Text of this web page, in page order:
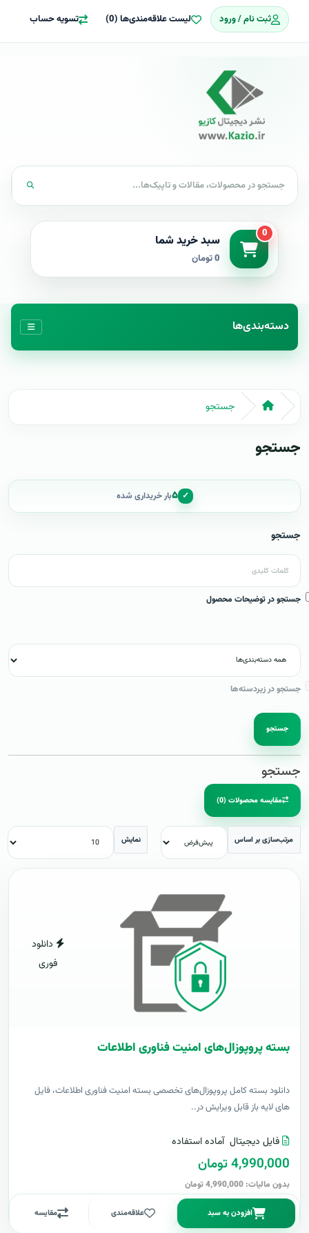
ثبت نام / ورود لیست علاقه‌مندی‌ها (0) تسویه حساب
0 سبد خرید شما
0 تومان
دسته‌بندی‌ها
جستجو
جستجو
✓ ۵بار خریداری شده
جستجو
جستجو در توضیحات محصول
جستجو در زیردسته‌ها
جستجو
جستجو
مقایسه محصولات (0)
مرتب‌سازی بر اساس نمایش
دانلود
فوری
بسته پروپوزال‌های امنیت فناوری اطلاعات
دانلود بسته کامل پروپوزال‌های تخصصی بسته امنیت فناوری اطلاعات، فایل
های لایه باز قابل ویرایش در..
فایل دیجیتال آماده استفاده
4,990,000 تومان
بدون مالیات: 4,990,000 تومان
افزودن به سبد علاقه‌مندی مقایسه